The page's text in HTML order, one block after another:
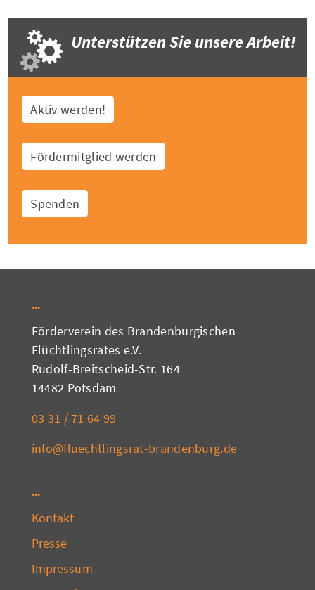
Unterstützen Sie unsere Arbeit!
Aktiv werden!
Fördermitglied werden
Spenden
Förderverein des Brandenburgischen
Flüchtlingsrates e.V.
Rudolf-Breitscheid-Str. 164
14482 Potsdam
03 31 / 71 64 99
info@fluechtlingsrat-brandenburg.de
Kontakt
Presse
Impressum